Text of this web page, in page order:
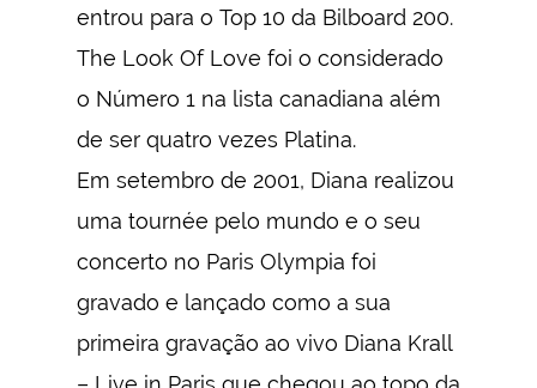
entrou para o Top 10 da Bilboard 200.
The Look Of Love foi o considerado
o Número 1 na lista canadiana além
de ser quatro vezes Platina.
Em setembro de 2001, Diana realizou
uma tournée pelo mundo e o seu
concerto no Paris Olympia foi
gravado e lançado como a sua
primeira gravação ao vivo Diana Krall